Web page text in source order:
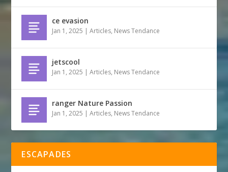
ce evasion
Jan 1, 2025 |Articles, News Tendance
jetscool
Jan 1, 2025 |Articles, News Tendance
ranger Nature Passion
Jan 1, 2025 |Articles, News Tendance
ESCAPADES